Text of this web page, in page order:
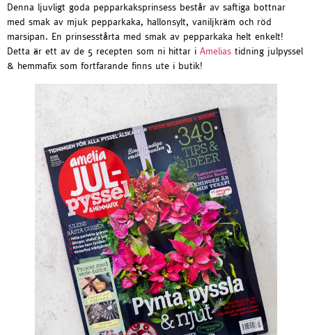
Denna ljuvligt goda pepparkaksprinsess består av saftiga bottnar
med smak av mjuk pepparkaka, hallonsylt, vaniljkräm och röd
marsipan. En prinsesstårta med smak av pepparkaka helt enkelt!
Detta är ett av de 5 recepten som ni hittar i Amelias tidning julpyssel
& hemmafix som fortfarande finns ute i butik!